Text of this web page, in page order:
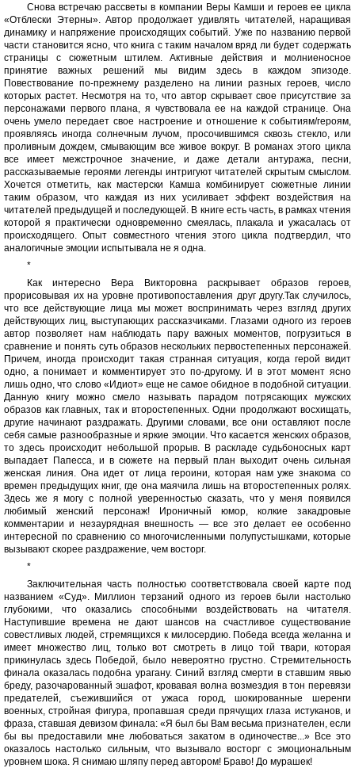
Снова встречаю рассветы в компании Веры Камши и героев ее цикла
«Отблески Этерны». Автор продолжает удивлять читателей, наращивая
динамику и напряжение происходящих событий. Уже по названию первой
части становится ясно, что книга с таким началом вряд ли будет содержать
страницы с сюжетным штилем. Активные действия и молниеносное
принятие важных решений мы видим здесь в каждом эпизоде.
Повествование по-прежнему разделено на линии разных героев, число
которых растет. Несмотря на то, что автор скрывает свое присутствие за
персонажами первого плана, я чувствовала ее на каждой странице. Она
очень умело передает свое настроение и отношение к событиям/героям,
проявляясь иногда солнечным лучом, просочившимся сквозь стекло, или
проливным дождем, смывающим все живое вокруг. В романах этого цикла
все имеет межстрочное значение, и даже детали антуража, песни,
рассказываемые героями легенды интригуют читателей скрытым смыслом.
Хочется отметить, как мастерски Камша комбинирует сюжетные линии
таким образом, что каждая из них усиливает эффект воздействия на
читателей предыдущей и последующей. В книге есть часть, в рамках чтения
которой я практически одновременно смеялась, плакала и ужасалась от
происходящего. Опыт совместного чтения этого цикла подтвердил, что
аналогичные эмоции испытывала не я одна.
*
Как интересно Вера Викторовна раскрывает образов героев,
прорисовывая их на уровне противопоставления друг другу.Так случилось,
что все действующие лица мы может воспринимать через взгляд других
действующих лиц, выступающих рассказчиками. Глазами одного из героев
автор позволяет нам наблюдать пару важных моментов, погрузиться в
сравнение и понять суть образов нескольких первостепенных персонажей.
Причем, иногда происходит такая странная ситуация, когда герой видит
одно, а понимает и комментирует это по-другому. И в этот момент ясно
лишь одно, что слово «Идиот» еще не самое обидное в подобной ситуации.
Данную книгу можно смело называть парадом потрясающих мужских
образов как главных, так и второстепенных. Одни продолжают восхищать,
другие начинают раздражать. Другими словами, все они оставляют после
себя самые разнообразные и яркие эмоции. Что касается женских образов,
то здесь происходит небольшой прорыв. В раскладе судьбоносных карт
выпадает Папесса, и в сюжете на первый план выходит очень сильная
женская линия. Она идет от лица героини, которая нам уже знакома со
времен предыдущих книг, где она маячила лишь на второстепенных ролях.
Здесь же я могу с полной уверенностью сказать, что у меня появился
любимый женский персонаж! Ироничный юмор, колкие закадровые
комментарии и незаурядная внешность — все это делает ее особенно
интересной по сравнению со многочисленными полупустышками, которые
вызывают скорее раздражение, чем восторг.
*
Заключительная часть полностью соответствовала своей карте под
названием «Суд». Миллион терзаний одного из героев были настолько
глубокими, что оказались способными воздействовать на читателя.
Наступившие времена не дают шансов на счастливое существование
совестливых людей, стремящихся к милосердию. Победа всегда желанна и
имеет множество лиц, только вот смотреть в лицо той твари, которая
прикинулась здесь Победой, было невероятно грустно. Стремительность
финала оказалась подобна урагану. Синий взгляд смерти в ставшим явью
бреду, разочарованный эшафот, кровавая волна возмездия в тон перевязи
предателей, съежившийся от ужаса город, шокированные шеренги
военных, стройная фигура, пропавшая среди прячущих глаза истуканов, и
фраза, ставшая девизом финала: «Я был бы Вам весьма признателен, если
бы вы предоставили мне любоваться закатом в одиночестве...» Все это
оказалось настолько сильным, что вызывало восторг с эмоциональным
уровнем шока. Я снимаю шляпу перед автором! Браво! До мурашек!